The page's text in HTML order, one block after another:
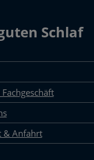
Schlaf
& Anfahrt